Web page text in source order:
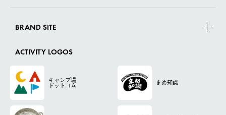
BRAND SITE
ACTIVITY LOGOS
キャンプ場
ドットコム まめ知識